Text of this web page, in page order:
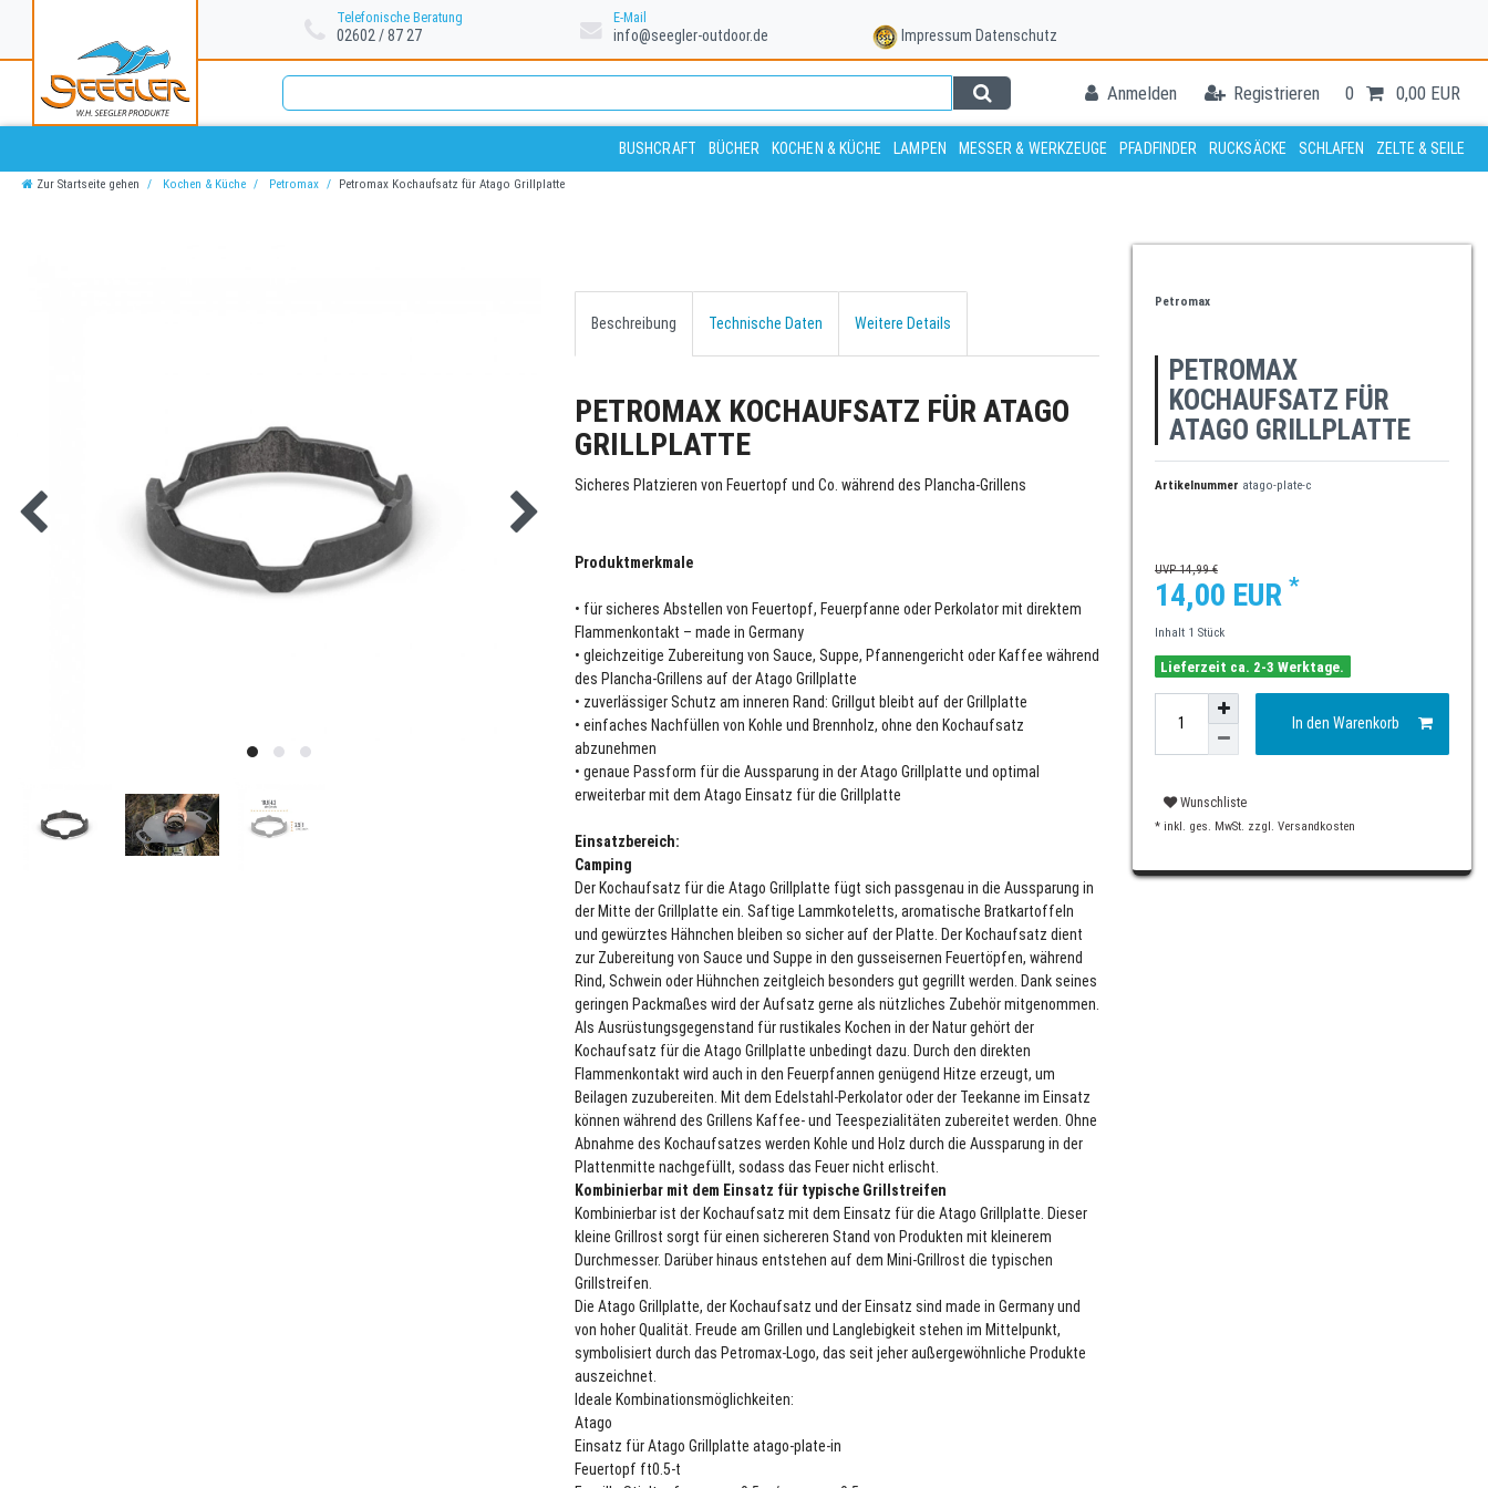
Telefonische Beratung
02602 / 87 27
E-Mail
info@seegler-outdoor.de Impressum Datenschutz
Anmelden Registrieren 0 0,00 EUR
BUSHCRAFT BÜCHER KOCHEN & KÜCHE LAMPEN MESSER & WERKZEUGE PFADFINDER RUCKSÄCKE SCHLAFEN ZELTE & SEILE
Zur Startseite gehen Kochen & Küche Petromax Petromax Kochaufsatz für Atago Grillplatte
Beschreibung Technische Daten Weitere Details
PETROMAX KOCHAUFSATZ FÜR ATAGO
GRILLPLATTE
Sicheres Platzieren von Feuertopf und Co. während des Plancha-Grillens
Produktmerkmale
• für sicheres Abstellen von Feuertopf, Feuerpfanne oder Perkolator mit direktem
Flammenkontakt – made in Germany
• gleichzeitige Zubereitung von Sauce, Suppe, Pfannengericht oder Kaffee während
des Plancha-Grillens auf der Atago Grillplatte
• zuverlässiger Schutz am inneren Rand: Grillgut bleibt auf der Grillplatte
• einfaches Nachfüllen von Kohle und Brennholz, ohne den Kochaufsatz
abzunehmen
• genaue Passform für die Aussparung in der Atago Grillplatte und optimal
erweiterbar mit dem Atago Einsatz für die Grillplatte
Einsatzbereich:
Camping
Der Kochaufsatz für die Atago Grillplatte fügt sich passgenau in die Aussparung in
der Mitte der Grillplatte ein. Saftige Lammkoteletts, aromatische Bratkartoffeln
und gewürztes Hähnchen bleiben so sicher auf der Platte. Der Kochaufsatz dient
zur Zubereitung von Sauce und Suppe in den gusseisernen Feuertöpfen, während
Rind, Schwein oder Hühnchen zeitgleich besonders gut gegrillt werden. Dank seines
geringen Packmaßes wird der Aufsatz gerne als nützliches Zubehör mitgenommen.
Als Ausrüstungsgegenstand für rustikales Kochen in der Natur gehört der
Kochaufsatz für die Atago Grillplatte unbedingt dazu. Durch den direkten
Flammenkontakt wird auch in den Feuerpfannen genügend Hitze erzeugt, um
Beilagen zuzubereiten. Mit dem Edelstahl-Perkolator oder der Teekanne im Einsatz
können während des Grillens Kaffee- und Teespezialitäten zubereitet werden. Ohne
Abnahme des Kochaufsatzes werden Kohle und Holz durch die Aussparung in der
Plattenmitte nachgefüllt, sodass das Feuer nicht erlischt.
Kombinierbar mit dem Einsatz für typische Grillstreifen
Kombinierbar ist der Kochaufsatz mit dem Einsatz für die Atago Grillplatte. Dieser
kleine Grillrost sorgt für einen sichereren Stand von Produkten mit kleinerem
Durchmesser. Darüber hinaus entstehen auf dem Mini-Grillrost die typischen
Grillstreifen.
Die Atago Grillplatte, der Kochaufsatz und der Einsatz sind made in Germany und
von hoher Qualität. Freude am Grillen und Langlebigkeit stehen im Mittelpunkt,
symbolisiert durch das Petromax-Logo, das seit jeher außergewöhnliche Produkte
auszeichnet.
Ideale Kombinationsmöglichkeiten:
Atago
Einsatz für Atago Grillplatte atago-plate-in
Feuertopf ft0.5-t
Petromax
PETROMAX
KOCHAUFSATZ FÜR
ATAGO GRILLPLATTE
Artikelnummer atago-plate-c
UVP 14,99 €
14,00 EUR *
Inhalt 1 Stück
Lieferzeit ca. 2-3 Werktage.
In den Warenkorb
Wunschliste
* inkl. ges. MwSt. zzgl. Versandkosten